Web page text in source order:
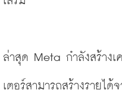
ล่าสุด Meta กำลังสร้างเ
เตอร์สามารถสร้างรายไ